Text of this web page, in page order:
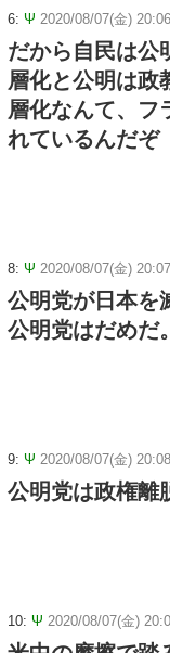
6: Ψ 2020/08/07(金)
だから自民は公
層化と公明は政
層化なんて、フ
れているんだぞ
8: Ψ 2020/08/07(金)
公明党が日本を
公明党はだめだ。
9: Ψ 2020/08/07(金)
公明党は政権離
10: Ψ 2020/08/07(金)